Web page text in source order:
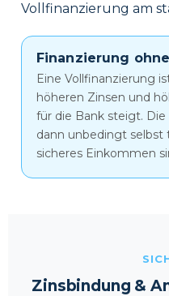
Vollfinanzierung am
Finanzierung
Eine Vollfinanzierung
höheren Zinsen und
für die Bank steigt.
dann unbedingt selbst
sicheres Einkommen
Zinsbindung &